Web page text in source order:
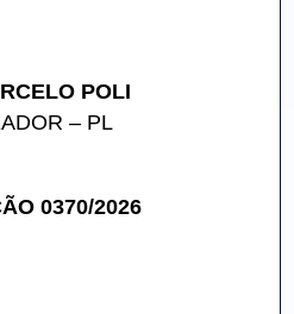
POLI
– PL
0370/2026